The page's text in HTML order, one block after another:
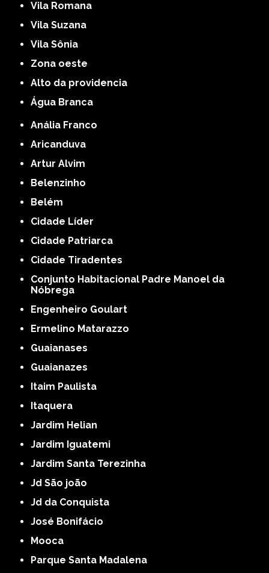
Vila Romana
Vila Suzana
Vila Sônia
Zona oeste
alto da providencia
Água Branca
Anália Franco
Aricanduva
Artur Alvim
Belenzinho
Belém
Cidade Líder
Cidade Patriarca
Cidade Tiradentes
Conjunto Habitacional Padre Manoel da
Nóbrega
Engenheiro Goulart
Ermelino Matarazzo
Guaianases
Guaianazes
Itaim Paulista
Itaquera
Jardim Helian
Jardim Iguatemi
Jardim Santa Terezinha
Jd São joão
Jd da Conquista
José Bonifácio
Mooca
Parque Santa Madalena